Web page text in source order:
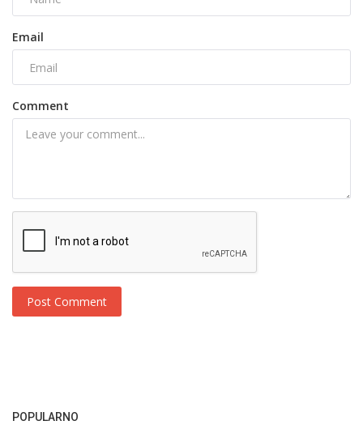
Email
Comment
Post Comment
POPULARNO